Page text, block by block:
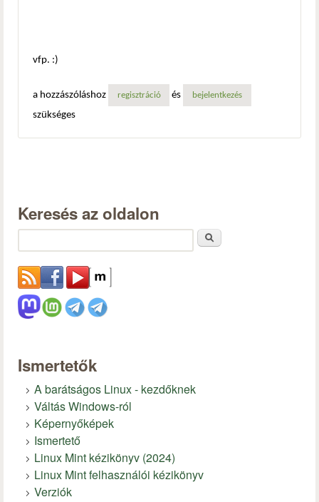
vfp. :)
a hozzászóláshoz regisztráció és bejelentkezés
szükséges
Keresés az oldalon
Ismertetők
A barátságos Linux - kezdőknek
Váltás Windows-ról
Képernyőképek
Ismertető
Linux Mint kézikönyv (2024)
Linux Mint felhasználói kézikönyv
Verziók